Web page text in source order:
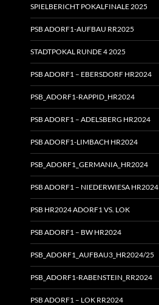
SPIELBERICHT POKALFINALE 2025
PSB ADORF1-AUFBAU RR2025
STADTPOKAL RUNDE 4 2025
PSB ADORF1 – EBERSDORF HR2024
PSB_ADORF1-RAPPID_HR2024
PSB ADORF1 – ADELSBERG HR2024
PSB ADORF1-LIMBACH HR2024
PSB_ADORF1_GERMANIA_HR2024
PSB ADORF1 – NIEDERWIESA HR2024
PSB HR2024 ADORF1 VS. LOK
PSB ADORF1 – BW HR2024
PSB_ADORF1_AUFBAU3_HR2024/25
PSB_ADORF1-RABENSTEIN_RR2024
PSB ADORF1 – LOK RR2024